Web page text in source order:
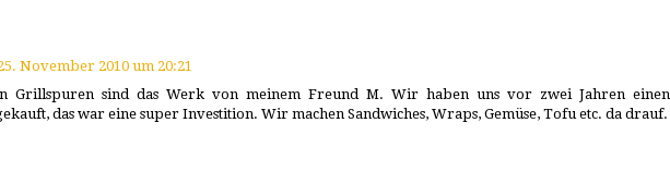
November 2010 um 20:21
Grillspuren sind das Werk von meinem Freund M. Wir haben uns vor zwei Jahren einen
das war eine super Investition. Wir machen Sandwiches, Wraps, Gemüse, Tofu etc. da drauf.